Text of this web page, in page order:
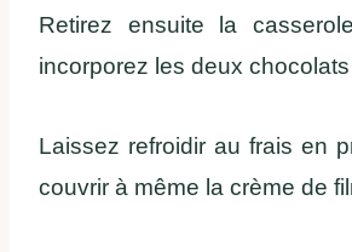
Retirez ensuite la
incorporez les deux
Laissez refroidir au frais en
couvrir à même la crème de